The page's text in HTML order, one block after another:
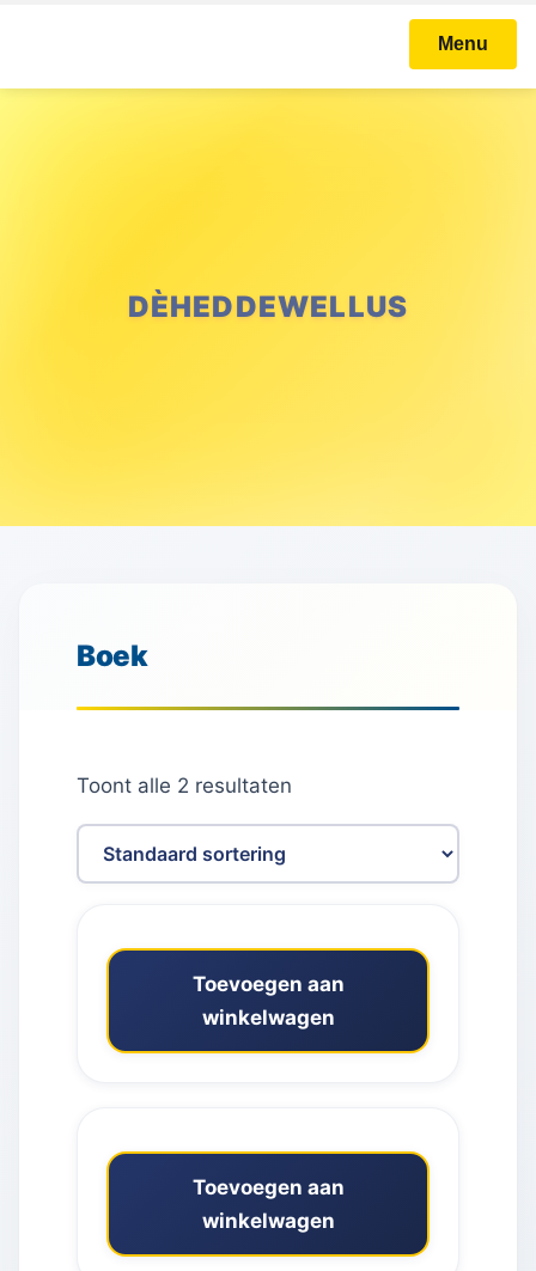
Menu
DÈHEDDEWELLUS
Boek
Toont alle 2 resultaten
Toevoegen aan
winkelwagen
Toevoegen aan
winkelwagen